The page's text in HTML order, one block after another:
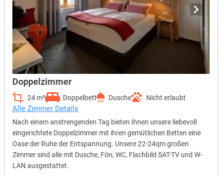
Doppelzimmer
24 m² Doppelbett Dusche Nicht erlaubt
Alle Zimmer Details
Nach einem anstrengenden Tag bieten Ihnen unsere liebevoll
eingerichtete Doppelzimmer mit ihren gemütlichen Betten eine
Oase der Ruhe der Entspannung. Unsere 22-24qm großen
Zimmer sind alle mit Dusche, Fön, WC, Flachbild SAT-TV und W-
LAN ausgestattet.